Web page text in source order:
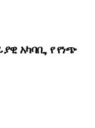
አካባቢ, የ የነጭ